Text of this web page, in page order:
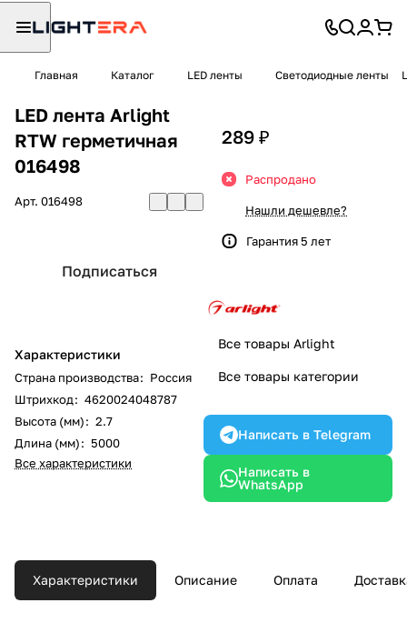
Главная Каталог LED ленты Светодиодные ленты
LED лента Arlight
RTW герметичная
016498
Арт. 016498
Подписаться
Характеристики
Страна производства: Россия
Штрихкод: 4620024048787
Высота (мм): 2.7
Длина (мм): 5000
Все характеристики
289 ₽
Распродано
Нашли дешевле?
Гарантия 5 лет
Все товары Arlight
Все товары категории
Написать в Telegram
Написать в
WhatsApp
Характеристики Описание Оплата